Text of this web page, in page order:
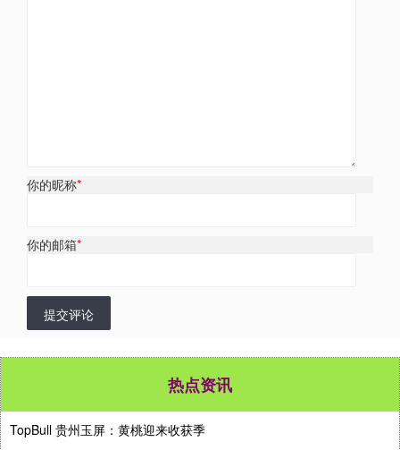
你的昵称*
你的邮箱*
提交评论
热点资讯
TopBull 贵州玉屏：黄桃迎来收获季